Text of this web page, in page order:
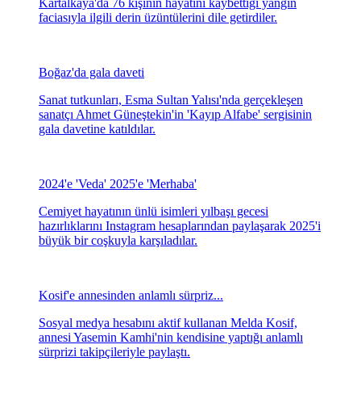
faciasıyla ilgili derin üzüntülerini dile getirdiler.
Boğaz'da gala daveti
Sanat tutkunları, Esma Sultan Yalısı'nda gerçekleşen
sanatçı Ahmet Güneştekin'in 'Kayıp Alfabe' sergisinin
gala davetine katıldılar.
2024'e 'Veda' 2025'e 'Merhaba'
Cemiyet hayatının ünlü isimleri yılbaşı gecesi
hazırlıklarını Instagram hesaplarından paylaşarak 2025'i
büyük bir coşkuyla karşıladılar.
Kosif'e annesinden anlamlı sürpriz...
Sosyal medya hesabını aktif kullanan Melda Kosif,
annesi Yasemin Kamhi'nin kendisine yaptığı anlamlı
sürprizi takipçileriyle paylaştı.